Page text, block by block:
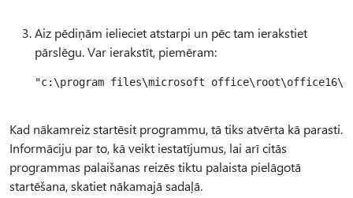
Aiz pēdiņām ielieciet atstarpi un pēc tam ierakstiet
pārslēgu. Var ierakstīt, piemēram:
"c:\program files\microsoft
Kad nākamreiz startēsit programmu, tā tiks atvērta kā parasti.
Informāciju par to, kā veikt iestatījumus, lai arī citās
programmas palaišanas reizēs tiktu palaista pielāgotā
startēšana, skatiet nākamajā sadaļā.